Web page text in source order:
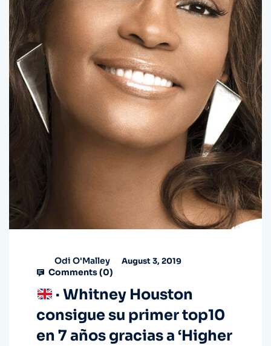
Odi O'Malley August 3, 2019
Comments (0)
· Whitney Houston
consigue su primer top10
en 7 años gracias a ‘Higher